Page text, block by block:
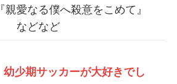
『親愛なる僕へ殺意をこめて』
などなど
幼少期サッカーが大好きでし